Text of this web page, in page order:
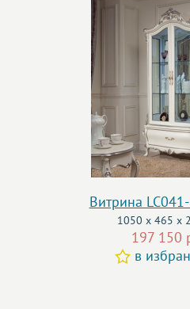
Витрина
1050 x 465 x
197 150
в